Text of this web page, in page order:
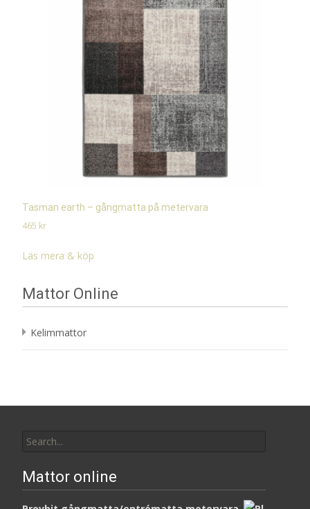
Tasman earth – gångmatta på metervara
465 kr
Läs mera & köp
Mattor Online
Kelimmattor
for:
Mattor online